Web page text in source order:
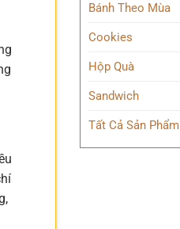
Bánh Theo Mùa
Cookies
Hộp Quà
Sandwich
Tất Cả Sản Phẩm